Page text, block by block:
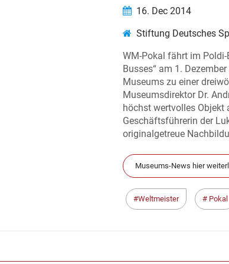
16. Dec 2014
Stiftung Deutsches
WM-Pokal fährt im
Busses“ am 1.
Museums zu einer
Museumsdirektor Dr.
höchst wertvolles Objekt
Geschäftsführerin der
originalgetreue
Museums-News hier
Weltmeister Pokal